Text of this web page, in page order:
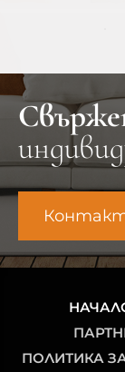
ПОЛИТИКА